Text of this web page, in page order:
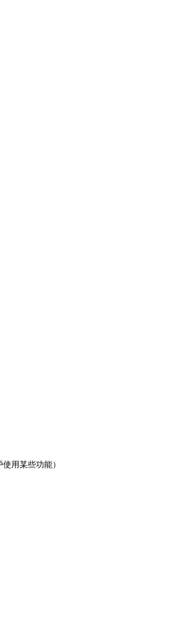
用某些功能）